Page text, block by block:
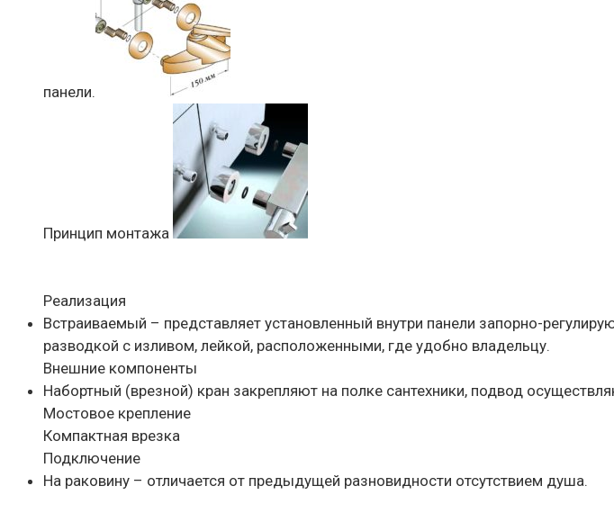
панели.
Принцип монтажа
Реализация
Встраиваемый – представляет установленный внутри панели запорно-
разводкой с изливом, лейкой, расположенными, где удобно владельцу.
Внешние компоненты
Набортный (врезной) кран закрепляют на полке сантехники, подвод
Мостовое крепление
Компактная врезка
Подключение
На раковину – отличается от предыдущей разновидности отсутствием душа.